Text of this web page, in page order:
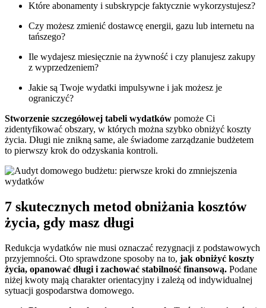
Które abonamenty i subskrypcje faktycznie wykorzystujesz?
Czy możesz zmienić dostawcę energii, gazu lub internetu na
tańszego?
Ile wydajesz miesięcznie na żywność i czy planujesz zakupy
z wyprzedzeniem?
Jakie są Twoje wydatki impulsywne i jak możesz je
ograniczyć?
Stworzenie szczegółowej tabeli wydatków pomoże Ci
zidentyfikować obszary, w których można szybko obniżyć koszty
życia. Długi nie znikną same, ale świadome zarządzanie budżetem
to pierwszy krok do odzyskania kontroli.
7 skutecznych metod obniżania kosztów
życia, gdy masz długi
Redukcja wydatków nie musi oznaczać rezygnacji z podstawowych
przyjemności. Oto sprawdzone sposoby na to, jak obniżyć koszty
życia, opanować długi i zachować stabilność finansową. Podane
niżej kwoty mają charakter orientacyjny i zależą od indywidualnej
sytuacji gospodarstwa domowego.